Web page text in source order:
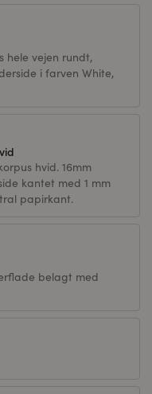
hele vejen rundt,
i farven White,
hvid. 16mm
kantet med 1 mm
papirkant.
belagt med